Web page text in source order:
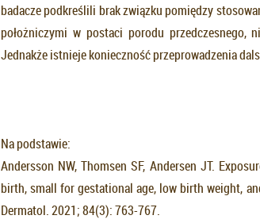
badacze podkreślili brak związku pomiędzy
położniczymi w postaci porodu przedczesnego,
Jednakże istnieje konieczność przeprowadzenia
Na podstawie:
Andersson NW, Thomsen SF, Andersen JT.
birth, small for gestational age, low birth weight,
Dermatol. 2021; 84(3): 763-767.